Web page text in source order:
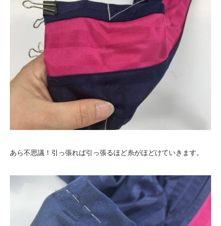
あら不思議！引っ張れば引っ張るほど糸がほどけていきます。